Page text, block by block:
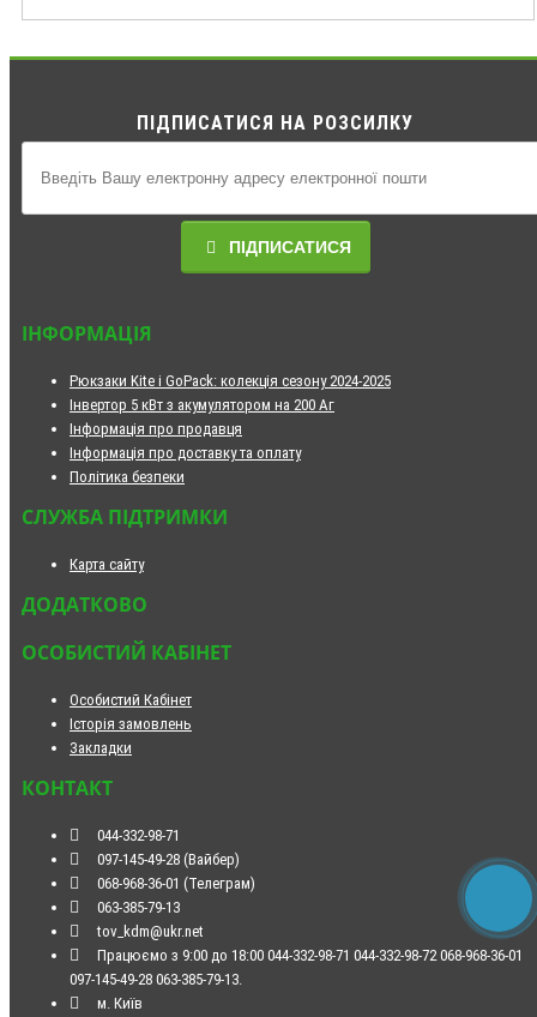
ПІДПИСАТИСЯ НА РОЗСИЛКУ
ПІДПИСАТИСЯ
ІНФОРМАЦІЯ
Рюкзаки Kite і GoPack: колекція сезону 2024-2025
Інвертор 5 кВт з акумулятором на 200 Аг
Інформація про продавця
Інформація про доставку та оплату
Політика безпеки
СЛУЖБА ПІДТРИМКИ
Карта сайту
ДОДАТКОВО
ОСОБИСТИЙ КАБІНЕТ
Особистий Кабінет
Історія замовлень
Закладки
КОНТАКТ
044-332-98-71
097-145-49-28 (Вайбер)
068-968-36-01 (Телеграм)
063-385-79-13
tov_kdm@ukr.net
Працюємо з 9:00 до 18:00 044-332-98-71 044-332-98-72 068-968-36-01
097-145-49-28 063-385-79-13.
м. Київ